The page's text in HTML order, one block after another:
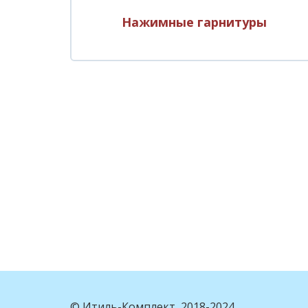
Нажимные гарнитуры